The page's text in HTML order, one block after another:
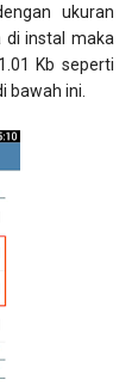
ukuran
di instal maka
Kb seperti
bawah ini.